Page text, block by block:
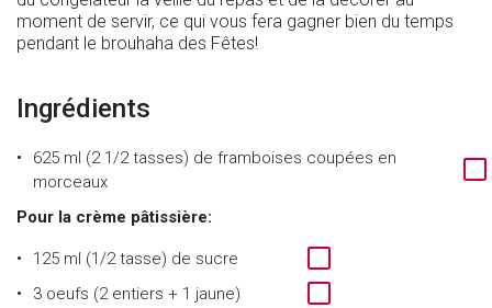
moment de servir, ce qui vous fera gagner bien du temps
pendant le brouhaha des Fêtes!
Ingrédients
625 ml (2 1/2 tasses) de framboises coupées en
morceaux
Pour la crème pâtissière:
125 ml (1/2 tasse) de sucre
3 oeufs (2 entiers + 1 jaune)